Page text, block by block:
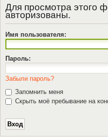
Для просмотра этого
авторизованы.
Имя пользователя:
Пароль:
Забыли пароль?
Запомнить меня
Скрыть моё пребывание на